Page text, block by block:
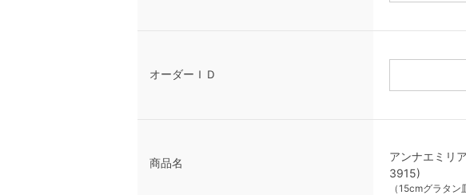
オーダーＩＤ
商品名
アンナエミリ
3915)
（15cmグラタン